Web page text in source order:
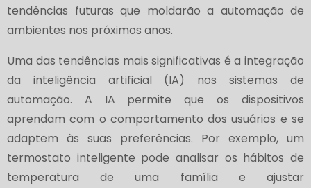
tendências futuras que moldarão a automação de
ambientes nos próximos anos.
Uma das tendências mais significativas é a integração
da inteligência artificial (IA) nos sistemas de
automação. A IA permite que os dispositivos
aprendam com o comportamento dos usuários e se
adaptem às suas preferências. Por exemplo, um
termostato inteligente pode analisar os hábitos de
temperatura de uma família e ajustar